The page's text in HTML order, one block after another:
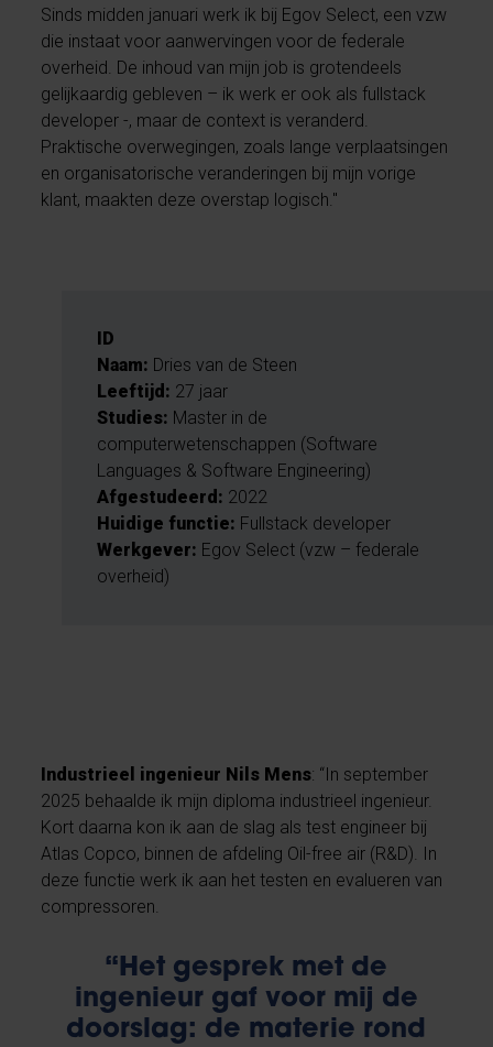
Sinds midden januari werk ik bij Egov Select, een vzw
die instaat voor aanwervingen voor de federale
overheid. De inhoud van mijn job is grotendeels
gelijkaardig gebleven – ik werk er ook als fullstack
developer -, maar de context is veranderd.
Praktische overwegingen, zoals lange verplaatsingen
en organisatorische veranderingen bij mijn vorige
klant, maakten deze overstap logisch."
ID
Naam: Dries van de Steen
Leeftijd: 27 jaar
Studies: Master in de
computerwetenschappen (Software
Languages & Software Engineering)
Afgestudeerd: 2022
Huidige functie: Fullstack developer
Werkgever: Egov Select (vzw – federale
overheid)
Industrieel ingenieur Nils Mens: “In september
2025 behaalde ik mijn diploma industrieel ingenieur.
Kort daarna kon ik aan de slag als test engineer bij
Atlas Copco, binnen de afdeling Oil-free air (R&D). In
deze functie werk ik aan het testen en evalueren van
compressoren.
“Het gesprek met de
ingenieur gaf voor mij de
doorslag: de materie rond